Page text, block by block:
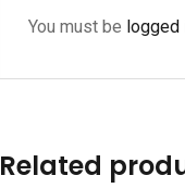
You must be logged
Related